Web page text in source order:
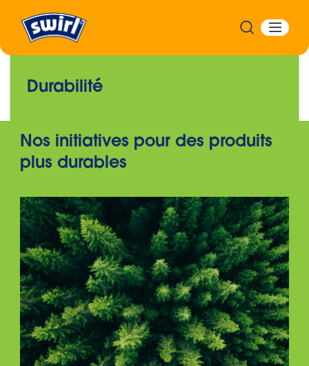
Durabilité
Nos initiatives pour des produits
plus durables